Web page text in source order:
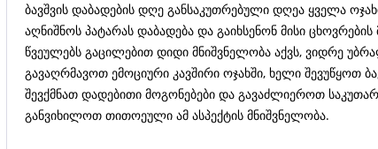
ბავშვის დაბადების დღე განსაკუთრებული დღეა ყველა
აღნიშნოს პატარას დაბადება და გაიხსენონ მისი
წვეულებს გაცილებით დიდი მნიშვნელობა აქვს, ვიდრე
გავაღრმავოთ ემოციური კავშირი ოჯახში, ხელი შევუწყოთ
შევქმნათ დადებითი მოგონებები და გავაძლიეროთ
განვიხილოთ თითოეული ამ ასპექტის მნიშვნელობა.